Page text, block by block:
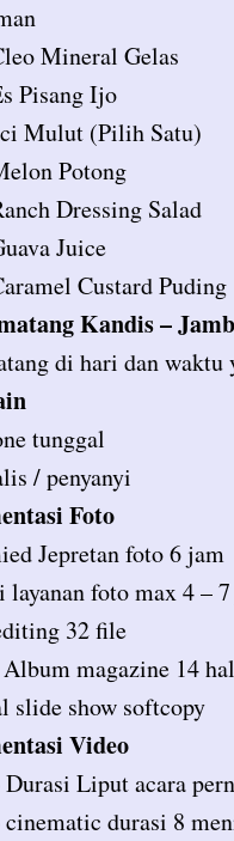
Mineral Gelas
Pisang Ijo
Mulut (Pilih Satu)
Potong
Dressing Salad
Juice
Custard Puding
Kandis –
di hari dan waktu
tunggal
/ penyanyi
Foto
Jepretan foto 6 jam
layanan foto max 4 –
32 file
magazine 14
slide show softcopy
Video
Liput acara
durasi 8